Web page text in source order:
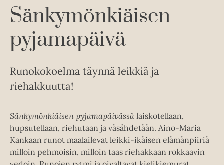
Sänkymönkiäisen
pyjamapäivä
Runokokoelma täynnä leikkiä ja
riehakkuutta!
Sänkymönkiäisen pyjamapäivässä laiskotellaan,
hupsutellaan, riehutaan ja väsähdetään. Aino-Maria
Kankaan runot maalailevat leikki-ikäisen elämänpiiriä
milloin pehmoisin, milloin taas riehakkaan rokkaavin